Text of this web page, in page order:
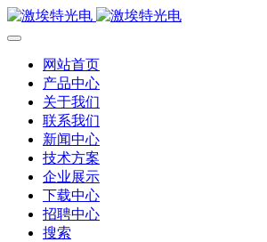
网站首页
产品中心
关于我们
联系我们
新闻中心
技术方案
企业展示
下载中心
招聘中心
搜索